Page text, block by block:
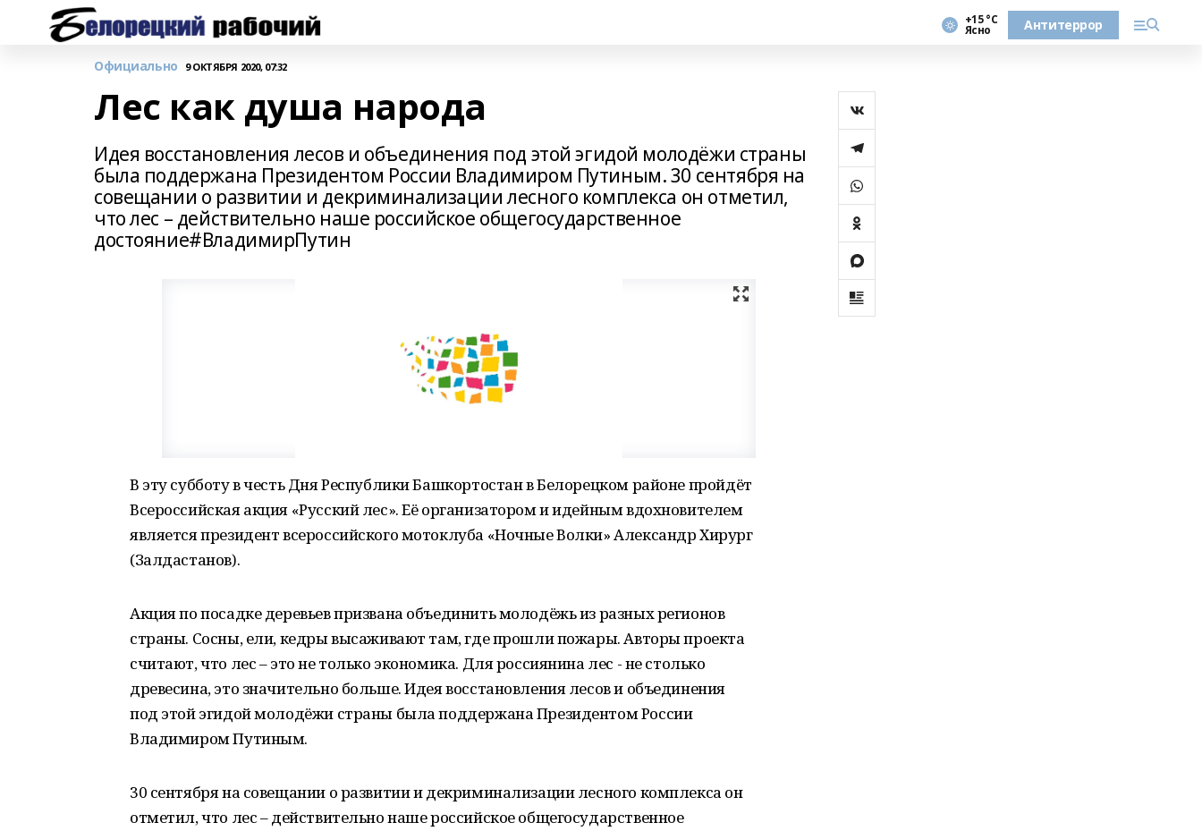
+15 °С
Ясно Антитеррор
Официально 9 ОКТЯБРЯ 2020, 07:32
Лес как душа народа
Идея восстановления лесов и объединения под этой эгидой молодёжи страны
была поддержана Президентом России Владимиром Путиным. 30 сентября на
совещании о развитии и декриминализации лесного комплекса он отметил,
что лес – действительно наше российское общегосударственное
достояние#ВладимирПутин
В эту субботу в честь Дня Республики Башкортостан в Белорецком районе пройдёт
Всероссийская акция «Русский лес». Её организатором и идейным вдохновителем
является президент всероссийского мотоклуба «Ночные Волки» Александр Хирург
(Залдастанов).
Акция по посадке деревьев призвана объединить молодёжь из разных регионов
страны. Сосны, ели, кедры высаживают там, где прошли пожары. Авторы проекта
считают, что лес – это не только экономика. Для россиянина лес - не столько
древесина, это значительно больше. Идея восстановления лесов и объединения
под этой эгидой молодёжи страны была поддержана Президентом России
Владимиром Путиным.
30 сентября на совещании о развитии и декриминализации лесного комплекса он
отметил, что лес – действительно наше российское общегосударственное